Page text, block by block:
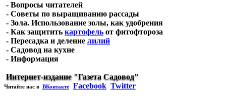
- Вопросы читателей
- Советы по выращиванию рассады
- Зола. Использование золы, как удобрения
- Как защитить картофель от фитофтороза
- Пересадка и деление лилий
- Садовод на кухне
- Информация
Интернет-издание "Газета Садовод"
Читайте нас в ВКонтакте Facebook Twitter